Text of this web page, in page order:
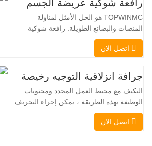
TOPWINMC هو الحل الأمثل لمناولة
المنصات والبضائع الطويلة. رافعة شوكية
ثنائية الاستخدام، تجمع بين مزايا الرافعة
الشوكية والرافعة الجانبية. محركها الكهربائي
بزاوية 360 درجة، يُمكّنان من تغيير الاتجاه
بسلاسة دون انقطاع في تدفق الحمولة، مما
يجعل TOPWINMC
اتصل الان
جرافة انزلاقية التوجيه رخيصة
التكيف مع محيط العمل المحدد ومحتويات
الوظيفة بهذه الطريقة ، يمكن إجراء التجريف
، التراص ، الرفع ، الحفر ، الحفر ، السحق ،
الإمساك ، الدفع ، تخفيف التربة ، الخنادق
اتصل الان